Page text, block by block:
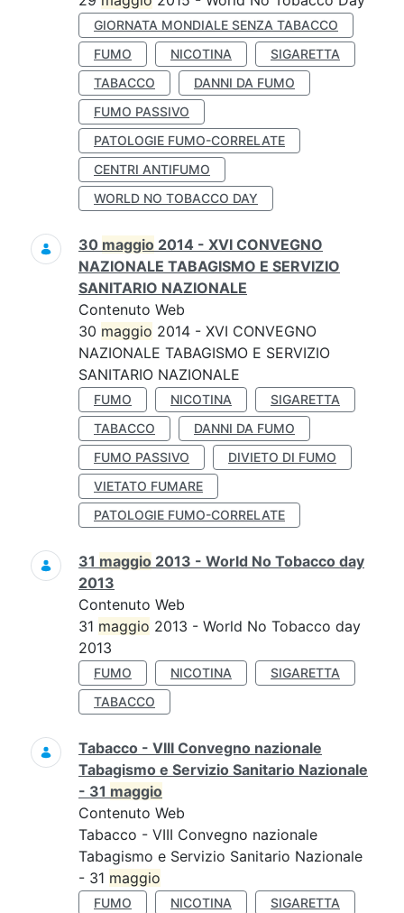
GIORNATA MONDIALE SENZA TABACCO
FUMO
NICOTINA
SIGARETTA
TABACCO
DANNI DA FUMO
FUMO PASSIVO
PATOLOGIE FUMO-CORRELATE
CENTRI ANTIFUMO
WORLD NO TOBACCO DAY
30 maggio 2014 - XVI CONVEGNO
NAZIONALE TABAGISMO E SERVIZIO
SANITARIO NAZIONALE
Contenuto Web
30 maggio 2014 - XVI CONVEGNO
NAZIONALE TABAGISMO E SERVIZIO
SANITARIO NAZIONALE
FUMO NICOTINA
SIGARETTA
TABACCO
DANNI DA FUMO
FUMO PASSIVO
DIVIETO DI FUMO
VIETATO FUMARE
PATOLOGIE FUMO-CORRELATE
31 maggio 2013 - World No Tobacco day
2013
Contenuto Web
31 maggio 2013 - World No Tobacco day
2013
FUMO NICOTINA
SIGARETTA
TABACCO
Tabacco - VIII Convegno nazionale
Tabagismo e Servizio Sanitario Nazionale
- 31 maggio
Contenuto Web
Tabacco - VIII Convegno nazionale
Tabagismo e Servizio Sanitario Nazionale
- 31 maggio
FUMO NICOTINA
SIGARETTA